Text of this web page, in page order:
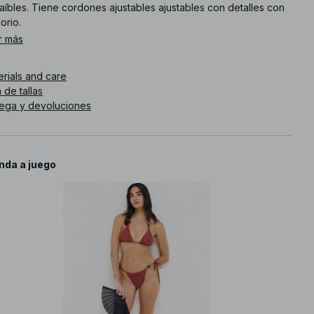
Tiene cordones ajustables ajustables con detalles con
más
and care
de tallas
y devoluciones
a juego